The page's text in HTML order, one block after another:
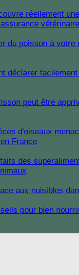
France